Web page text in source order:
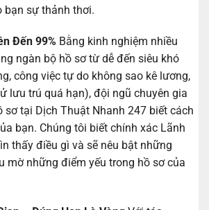
bạn sự thảnh thơi.
Đến 99% Bằng kinh nghiệm nhiều
ngàn bộ hồ sơ từ dễ đến siêu khó
công việc tự do không sao kê lương,
lưu trú quá hạn), đội ngũ chuyên gia
sơ tại Dịch Thuật Nhanh 247 biết cách
bạn. Chúng tôi biết chính xác Lãnh
thấy điều gì và sẽ nêu bật những
mờ những điểm yếu trong hồ sơ của